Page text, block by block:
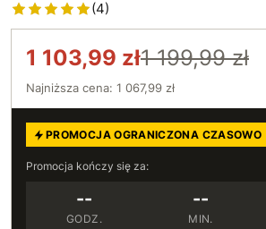
(4)
1 103,99 zł1 199,99 zł
Najniższa cena: 1 067,99 zł
PROMOCJA OGRANICZONA CZASOWO
Promocja kończy się za:
--
GODZ.
--
MIN.